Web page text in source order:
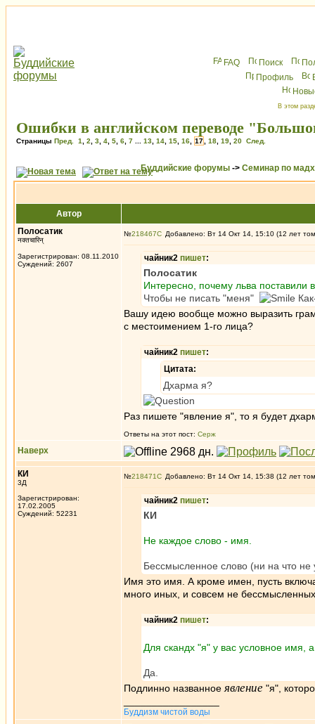
FAQ Поиск
Профиль
В этом
Ошибки в английском переводе
Страницы Пред. 1 2 3 4 5 6 7 13 14 15 16 17 18 19 20 След.
Буддийские форумы -> Семинар по
Автор
Полосатик
नक्तचारिन्
Зарегистрирован: 08.11.2010
Суждений: 2607
№218467 Добавлено: Вт 14 Окт 14, 15:10 (12 лет
чайник2 пишет:
Полосатик
Интересно, почему льва поставили
Чтобы не писать "меня"
Вашу идею вообще можно выразить
с местоимением 1-го лица?
чайник2 пишет:
Цитата:
Дхарма я?
Раз пишете "явление я", то я будет
Ответы на этот пост: Серж
Наверх
КИ
3Д
Зарегистрирован:
17.02.2005
Суждений: 52231
№218471 Добавлено: Вт 14 Окт 14, 15:38 (12 лет
чайник2 пишет:
КИ
Не каждое слово - имя.
Бессмысленное слово (ни на что
Имя это имя. А кроме имен, пусть
много иных, и совсем не
чайник2 пишет:
Для скандх "я" у вас условное имя,
Да.
Подлинно названное явление "я",
Буддизм чистой воды